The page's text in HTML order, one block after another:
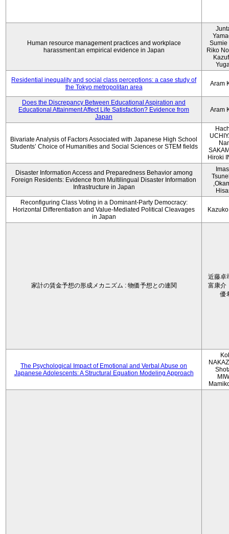
Human resource management practices and workplace
harassment:an empirical evidence in Japan
Sumie
Riko
Residential inequality and social class perceptions: a case study of
the Tokyo metropolitan area
Aram
Does the Discrepancy Between Educational Aspiration and
Educational Attainment Affect Life Satisfaction? Evidence from
Japan
Aram
Bivariate Analysis of Factors Associated with Japanese High School
Students’ Choice of Humanities and Social Sciences or STEM fields
Hiroki
Disaster Information Access and Preparedness Behavior among
Foreign Residents: Evidence from Multilingual Disaster Information
Infrastructure in Japan
Reconfiguring Class Voting in a Dominant-Party Democracy:
Horizontal Differentiation and Value-Mediated Political Cleavages
in Japan
家計の賃金予想の形成メカニズム : 物価予想との連関
近藤卓
富康介
優
The Psychological Impact of Emotional and Verbal Abuse on
Japanese Adolescents: A Structural Equation Modeling Approach